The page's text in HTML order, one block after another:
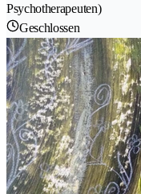
Psychotherapeuten)
Geschlossen